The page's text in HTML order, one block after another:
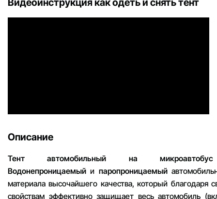
Видеоинструкция как одеть и снять тент
Описание
Тент автомобильный на
Водонепроницаемый и паропроницаемый
материала высочайшего качества, который благодаря
свойствам эффективно защищает весь автомобиль